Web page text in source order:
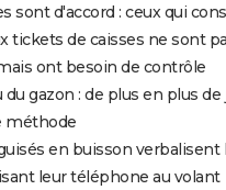
sont d'accord : ceux qui
tickets de caisses ne sont
ont besoin de contrôle
du gazon : de plus en plus
méthode
en buisson verbalisent
leur téléphone au volant